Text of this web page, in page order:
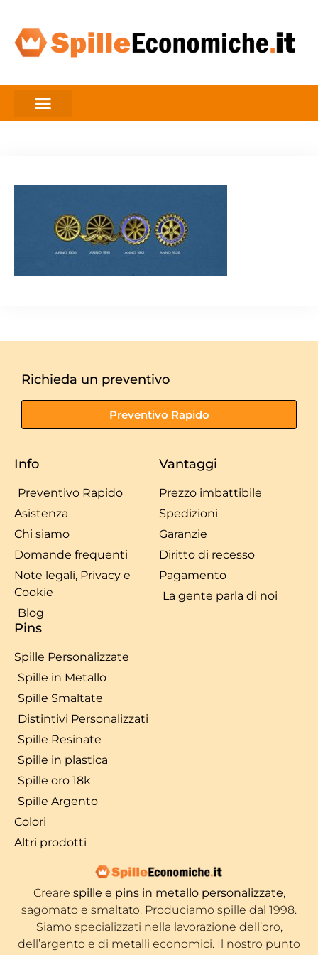
Richieda un preventivo
Preventivo Rapido
Info
Preventivo Rapido
Asistenza
Chi siamo
Domande frequenti
Note legali, Privacy e
Cookie
Blog
Vantaggi
Prezzo imbattibile
Spedizioni
Garanzie
Diritto di recesso
Pagamento
La gente parla di noi
Pins
Spille Personalizzate
Spille in Metallo
Spille Smaltate
Distintivi Personalizzati
Spille Resinate
Spille in plastica
Spille oro 18k
Spille Argento
Colori
Altri prodotti
Creare spille e pins in metallo personalizzate,
sagomato e smaltato. Produciamo spille dal 1998.
Siamo specializzati nella lavorazione dell’oro,
dell’argento e di metalli economici. Il nostro punto